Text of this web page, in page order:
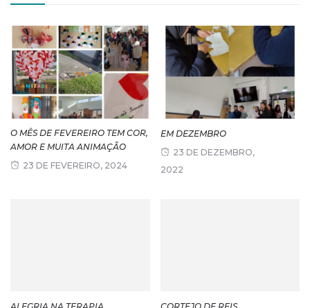
O MÊS DE FEVEREIRO TEM COR,
AMOR E MUITA ANIMAÇÃO
23 DE FEVEREIRO, 2024
EM DEZEMBRO
23 DE DEZEMBRO,
2022